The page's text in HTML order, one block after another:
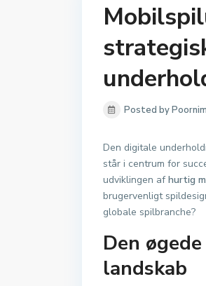
Posted by
Den digitale
står i centrum for
udviklingen afhurtig
brugervenligt
globale spilbranche?
Den
landskab